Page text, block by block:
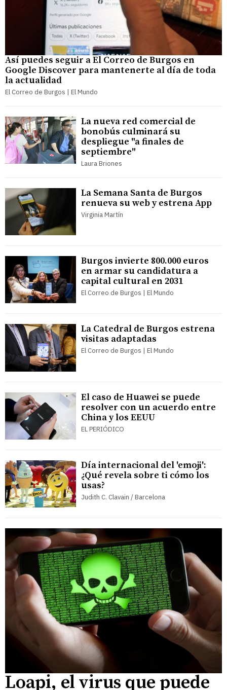
Así puedes seguir a El Correo de Burgos en
Google Discover para mantenerte al día de toda
la actualidad
El Correo de Burgos | El Mundo
La nueva red comercial de
bonobús culminará su
despliegue "a finales de
septiembre"
Laura Briones
La Semana Santa de Burgos
renueva su web y estrena App
Virginia Martín
Burgos invierte 800.000 euros
en armar su candidatura a
capital cultural en 2031
El Correo de Burgos | El Mundo
La Catedral de Burgos estrena
visitas adaptadas
El Correo de Burgos | El Mundo
El caso de Huawei se puede
resolver con un acuerdo entre
China y los EEUU
EL PERIÓDICO
Día internacional del 'emoji':
¿Qué revela sobre ti cómo los
usas?
Judith C. Clavain / Barcelona
Loapi, el virus que puede